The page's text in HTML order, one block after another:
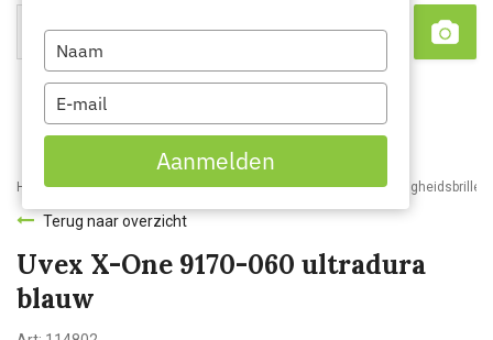
Search
Home Webshop Veiligheidsartikelen Oogbescherming Veiligheidsbrillen
Terug naar overzicht
Uvex X-One 9170-060 ultradura
blauw
Type
your
name
Type
your
email
Aanmelden